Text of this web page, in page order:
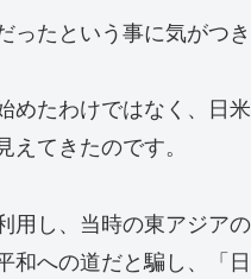
たという事に気がつき
たわけではなく、日
てきたのです。
し、当時の東アジア
への道だと騙し、「